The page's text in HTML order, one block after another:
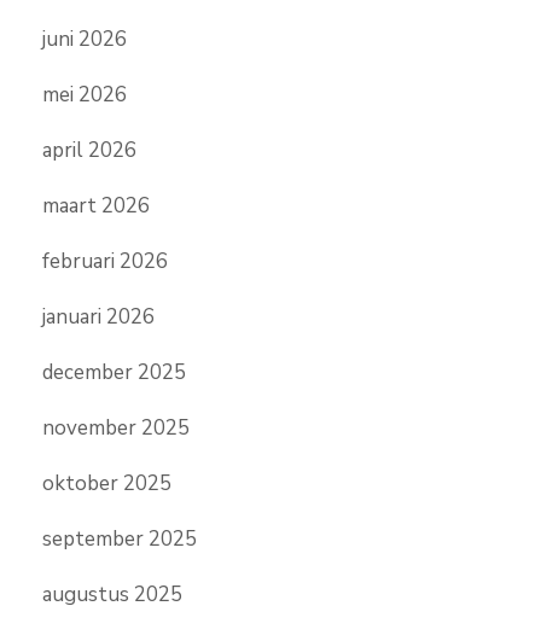
juni 2026
mei 2026
april 2026
maart 2026
februari 2026
januari 2026
december 2025
november 2025
oktober 2025
september 2025
augustus 2025